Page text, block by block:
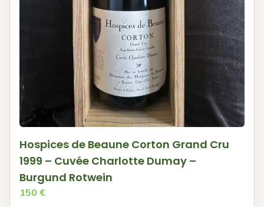
Hospices de Beaune Corton Grand Cru
1999 – Cuvée Charlotte Dumay –
Burgund Rotwein
150 €